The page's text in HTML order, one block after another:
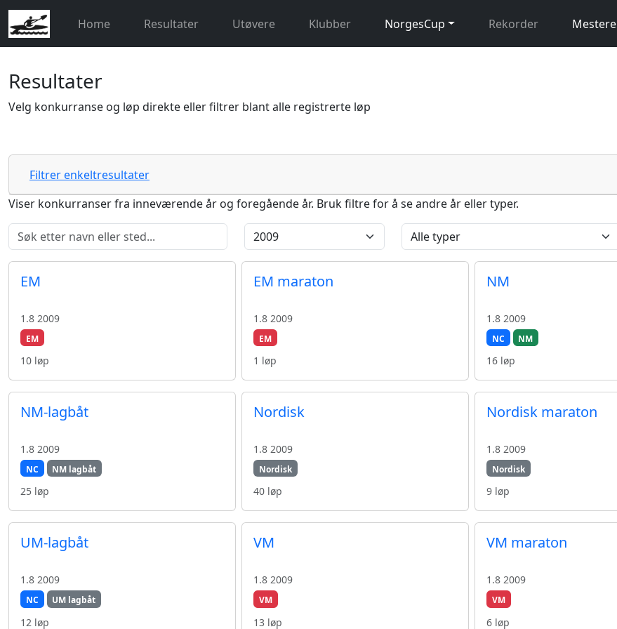
Home Resultater Utøvere Klubber NorgesCup Rekorder Mestere
Resultater
Velg konkurranse og løp direkte eller filtrer blant alle registrerte løp
Filtrer enkeltresultater
Viser konkurranser fra inneværende år og foregående år. Bruk filtre for å se andre år eller typer.
EM
1.8 2009
EM
10 løp
EM maraton
1.8 2009
EM
1 løp
NM
1.8 2009
NC NM
16 løp
NM-lagbåt
1.8 2009
NC NM lagbåt
25 løp
Nordisk
1.8 2009
Nordisk
40 løp
Nordisk maraton
1.8 2009
Nordisk
9 løp
UM-lagbåt
1.8 2009
NC UM lagbåt
12 løp
VM
1.8 2009
VM
13 løp
VM maraton
1.8 2009
VM
6 løp